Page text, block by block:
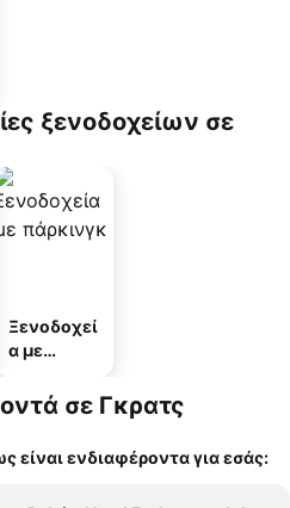
ξενοδοχείων σε
Ξενοδοχεί
α με
σε Γκρατς
είναι ενδιαφέροντα για εσάς: